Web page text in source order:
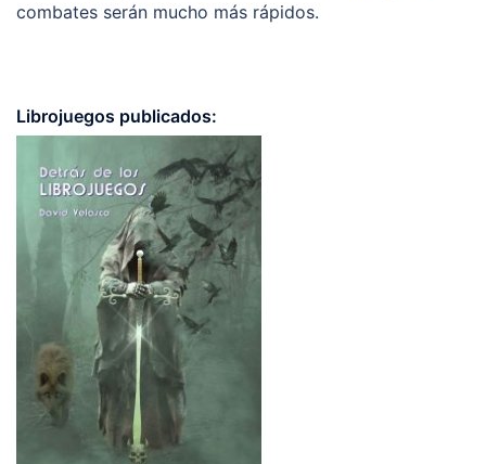
combates serán mucho más rápidos.
Librojuegos publicados: